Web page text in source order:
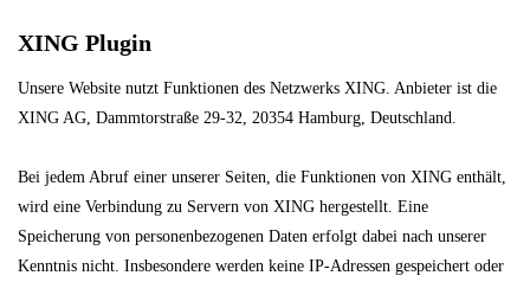
XING Plugin
Unsere Website nutzt Funktionen des Netzwerks XING. Anbieter ist die
XING AG, Dammtorstraße 29-32, 20354 Hamburg, Deutschland.
Bei jedem Abruf einer unserer Seiten, die Funktionen von XING enthält,
wird eine Verbindung zu Servern von XING hergestellt. Eine
Speicherung von personenbezogenen Daten erfolgt dabei nach unserer
Kenntnis nicht. Insbesondere werden keine IP-Adressen gespeichert oder